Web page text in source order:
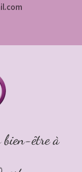
bien-être à